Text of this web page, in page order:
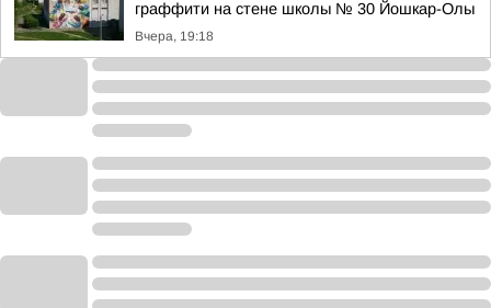
граффити на стене школы № 30 Йошкар-Олы
Вчера, 19:18